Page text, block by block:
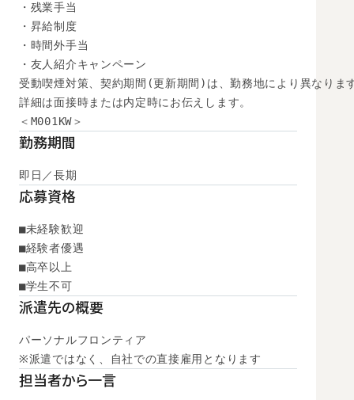
・残業手当
・昇給制度
・時間外手当
・友人紹介キャンペーン
受動喫煙対策、契約期間(更新期間)は、勤務地により異なりま
詳細は面接時または内定時にお伝えします。
＜M001KW＞
勤務期間
即日／長期
応募資格
■未経験歓迎
■経験者優遇
■高卒以上
■学生不可
派遣先の概要
パーソナルフロンティア
※派遣ではなく、自社での直接雇用となります
担当者から一言